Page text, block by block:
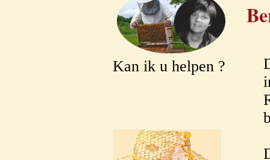
Kan ik u helpen ?